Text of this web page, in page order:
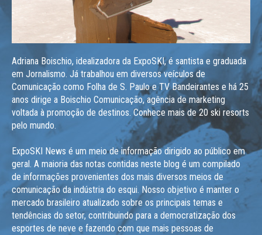
Adriana Boischio, idealizadora da ExpoSKI, é santista e graduada
em Jornalismo. Já trabalhou em diversos veículos de
Comunicação como Folha de S. Paulo e TV Bandeirantes e há 25
anos dirige a Boischio Comunicação, agência de marketing
voltada à promoção de destinos. Conhece mais de 20 ski resorts
pelo mundo.
ExpoSKI News é um meio de informação dirigido ao público em
geral. A maioria das notas contidas neste blog é um compilado
de informações provenientes dos mais diversos meios de
comunicação da indústria do esqui. Nosso objetivo é manter o
mercado brasileiro atualizado sobre os principais temas e
tendências do setor, contribuindo para a democratização dos
esportes de neve e fazendo com que mais pessoas de